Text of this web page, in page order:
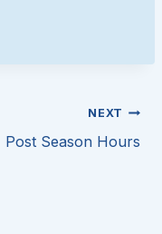
NEXT
Post Season Hours